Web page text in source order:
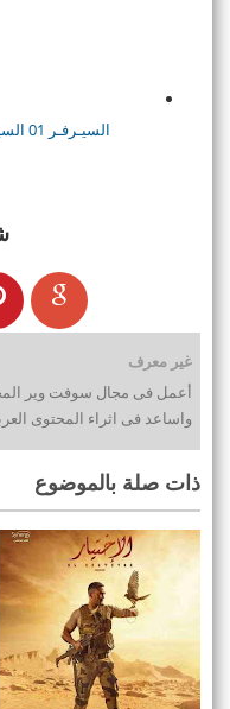
السيـرفـر 01
غير معرف
أعمل فى مجال سوفت وير
واساعد فى اثراء المحتوى
ذات صلة بالموضوع